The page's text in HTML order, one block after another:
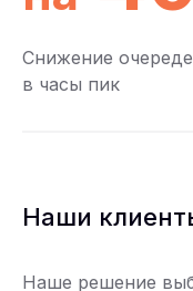
Снижение
в часы пик
Наши
Наше решение